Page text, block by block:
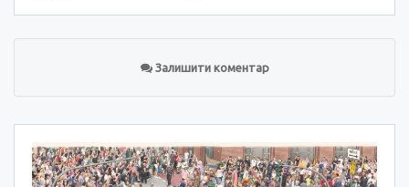
Залишити коментар